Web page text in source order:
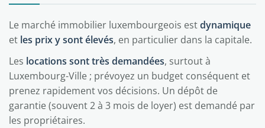
Le marché immobilier luxembourgeois estdynamique
et les prix y sont élevés, en particulier dans la capitale.
Les locations sont très demandées, surtout à
Luxembourg-Ville ; prévoyez un budget conséquent et
prenez rapidement vos décisions. Un dépôt de
garantie (souvent 2 à 3 mois de loyer) est demandé par
les propriétaires.